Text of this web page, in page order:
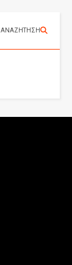
ΑΝΑΖΗΤΗΣΗ